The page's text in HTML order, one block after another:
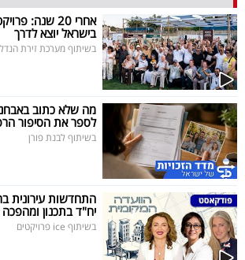
פעולה
דרושים
ניוזלטרים
מייל
אדום
אחרי 20 שנה:
בישראל יוצא לדרך
בשיתוף מערכת זירת
מה שלא כתוב
לספר את הסיפור
בשיתוף לבנת פורן
יח"ד בתכנון
בשיתוף ice פרויקטים